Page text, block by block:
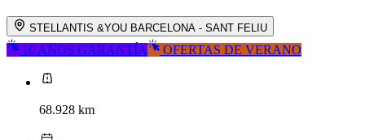
STELLANTIS &YOU BARCELONA - SANT FELIU
10 AÑOS GARANTÍA OFERTAS DE VERANO
68.928 km